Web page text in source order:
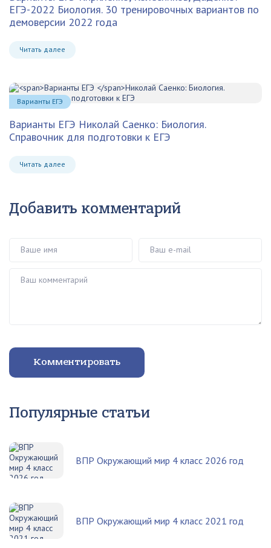
ЕГЭ-2022 Биология. 30 тренировочных вариантов по
демоверсии 2022 года
Читать далее
Варианты ЕГЭ Николай Саенко: Биология.
Справочник для подготовки к ЕГЭ
Читать далее
Варианты ЕГЭ
Добавить комментарий
Комментировать
Популярные статьи
ВПР Окружающий мир 4 класс 2026 год
ВПР Окружающий мир 4 класс 2021 год